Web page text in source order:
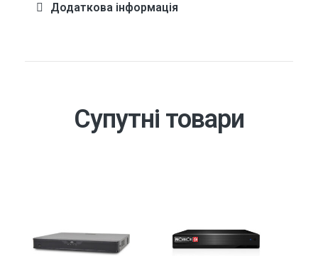
Додаткова інформація
Супутні товари